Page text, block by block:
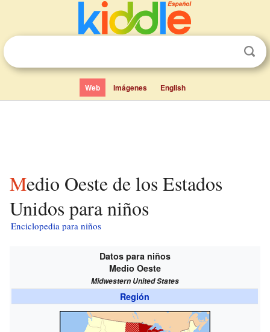
Web Imágenes English
Medio Oeste de los Estados
Unidos para niños
Enciclopedia para niños
Datos para niños
Medio Oeste
Midwestern United States
Región